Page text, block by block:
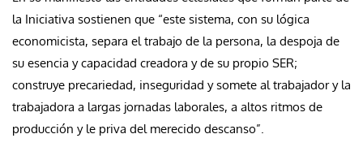
la Iniciativa sostienen que “este sistema, con su lógica
economicista, separa el trabajo de la persona, la despoja de
su esencia y capacidad creadora y de su propio SER;
construye precariedad, inseguridad y somete al trabajador y la
trabajadora a largas jornadas laborales, a altos ritmos de
producción y le priva del merecido descanso”.